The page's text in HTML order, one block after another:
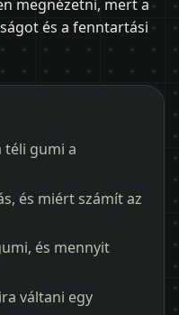
megnézetni, mert a
és a fenntartási
téli gumi a
és miért számít az
és mennyit
váltani egy